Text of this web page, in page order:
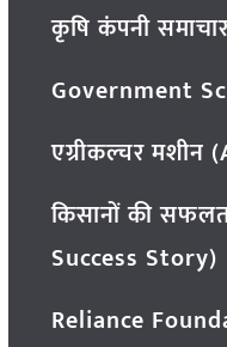
कृषि कंपनी
Government
एग्रीकल्चर
किसानों की
Success Story)
Reliance